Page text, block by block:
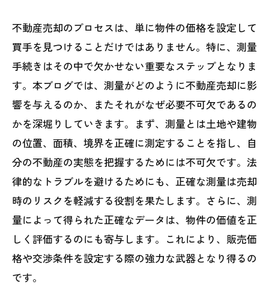
不動産売却のプロセスは、単に物件の価格を設定して
買手を見つけることだけではありません。特に、測量
手続きはその中で欠かせない重要なステップとなりま
す。本ブログでは、測量がどのように不動産売却に影
響を与えるのか、またそれがなぜ必要不可欠であるの
かを深堀りしていきます。まず、測量とは土地や建物
の位置、面積、境界を正確に測定することを指し、自
分の不動産の実態を把握するためには不可欠です。法
律的なトラブルを避けるためにも、正確な測量は売却
時のリスクを軽減する役割を果たします。さらに、測
量によって得られた正確なデータは、物件の価値を正
しく評価するのにも寄与します。これにより、販売価
格や交渉条件を設定する際の強力な武器となり得るの
です。